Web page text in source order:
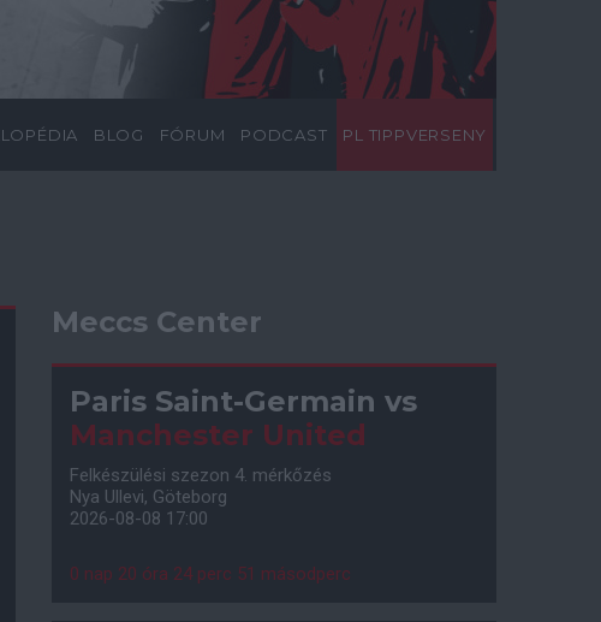
BLOG FÓRUM PODCAST PL TIPPVERSENY
Meccs Center
Paris Saint-Germain vs
Manchester United
Felkészülési szezon 4. mérkőzés
Nya Ullevi, Göteborg
2026-08-08 17:00
0 nap 20 óra 24 perc 49 másodperc